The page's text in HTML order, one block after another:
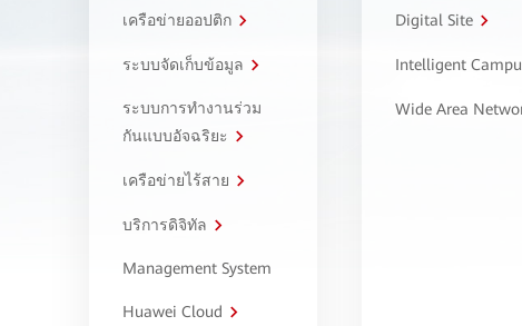
เครือข่ายออปติก
ระบบจัดเก็บข้อมูล
ระบบการทำงานร่วม
กันแบบอัจฉริยะ
เครือข่ายไร้สาย
บริการดิจิทัล
Management System
Huawei Cloud
Digital Site
Intelligent
Wide Area